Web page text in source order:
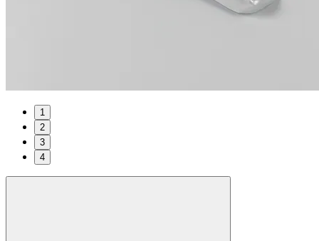
1
2
3
4